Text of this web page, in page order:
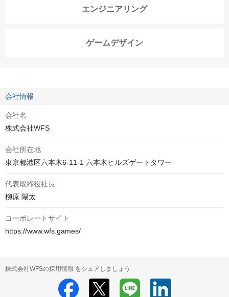
エンジニアリング
ゲームデザイン
会社情報
会社名
株式会社WFS
会社所在地
代表取締役社長
柳原 陽太
コーポレートサイト
https://www.wfs.games/
株式会社WFSの採用情報 をシェアしましょう